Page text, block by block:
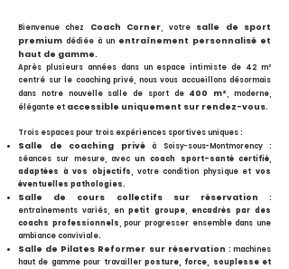
Bienvenue chez Coach Corner , votre salle de sport
premium dédiée à un entraînement personnalisé et
haut de gamme.
Après plusieurs années dans un espace intimiste de 42 m²
centré sur le coaching privé, nous vous accueillons désormais
dans notre nouvelle salle de sport de 400 m²
, moderne,
élégante et accessible uniquement sur rendez-vous.
Trois espaces pour trois expériences sportives uniques :
Salle de coaching privéà Soisy-sous-Montmorency :
séances sur mesure, avecun coach sport-santé certifié
adaptées à vos objectifs , votre condition physique et vos
éventuelles pathologies.
Salle de cours collectifs sur réservation :
entraînements variés, en petit groupe,
encadrés par des
coachs professionnels , pour progresser ensemble dans une
ambiance conviviale.
Salle de Pilates Reformer sur réservation : machines
haut de gamme pour travaillerposture, force, souplesse et